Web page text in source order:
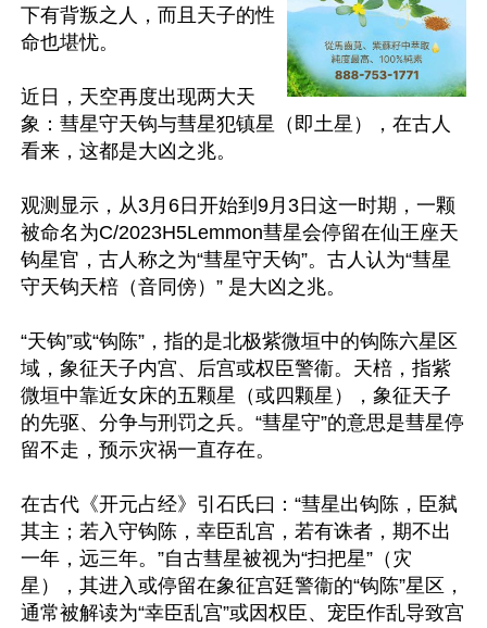
下有背叛之人，而且天子的性
命也堪忧。
近日，天空再度出现两大天
象：彗星守天钩与彗星犯镇星（即土星），在古人
看来，这都是大凶之兆。
观测显示，从3月6日开始到9月3日这一时期，一颗
被命名为C/2023H5Lemmon彗星会停留在仙王座天
钩星官，古人称之为“彗星守天钩”。古人认为“彗星
守天钩天棓（音同傍）” 是大凶之兆。
“天钩”或“钩陈”，指的是北极紫微垣中的钩陈六星区
域，象征天子内宫、后宫或权臣警衞。天棓，指紫
微垣中靠近女床的五颗星（或四颗星），象征天子
的先驱、分争与刑罚之兵。“彗星守”的意思是彗星停
留不走，预示灾祸一直存在。
在古代《开元占经》引石氏曰：“彗星出钩陈，臣弑
其主；若入守钩陈，幸臣乱宫，若有诛者，期不出
一年，远三年。”自古彗星被视为“扫把星”（灾
星），其进入或停留在象征宫廷警衞的“钩陈”星区，
通常被解读为“幸臣乱宫”或因权臣、宠臣作乱导致宫